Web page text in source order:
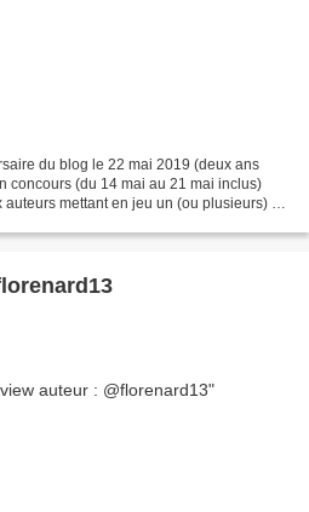
du blog le 22 mai 2019 (deux ans
concours (du 14 mai au 21 mai inclus)
mettant en jeu un (ou plusieurs) de